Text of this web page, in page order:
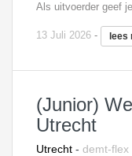
13 Juli 2026 - lees
(Junior)
Utrecht
Utrecht - demt-flex